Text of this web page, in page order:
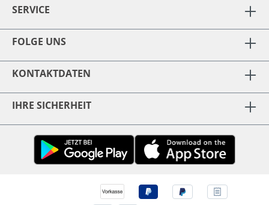
SERVICE
FOLGE UNS
KONTAKTDATEN
IHRE SICHERHEIT